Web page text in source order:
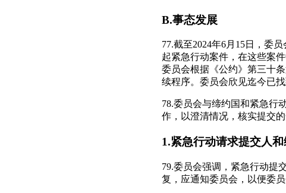
B.事态发展
77.截至2024年6月15日，委
起紧急行动案件，在这些案
委员会根据《公约》第三十
续程序。委员会欣见迄今已
78.委员会与缔约国和紧急行
作，以澄清情况，核实提交
1.紧急行动请求提交人
79.委员会强调，紧急行动提
复，应通知委员会，以便委